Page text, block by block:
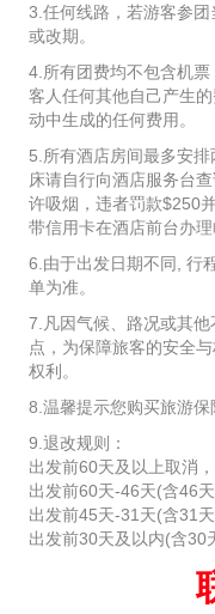
3.任何线路，若游客参
或改期。
4.所有团费均不包含机
客人任何其他自己产生
动中生成的任何费用。
5.所有酒店房间最多安
床请自行向酒店服务台
许吸烟，违者罚款$250
带信用卡在酒店前台办理
6.由于出发日期不同, 行
单为准。
7.凡因气候、路况或其
点，为保障旅客的安全
权利。
8.温馨提示您购买旅游保
9.退改规则：
出发前60天及以上取消
出发前60天-46天(含46
出发前45天-31天(含31
出发前30天及以内(含30